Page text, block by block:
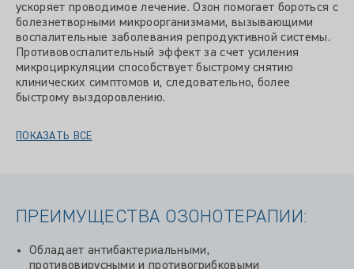
ускоряет проводимое лечение. Озон помогает бороться с
болезнетворными микроорганизмами, вызывающими
воспалительные заболевания репродуктивной системы.
Противовоспалительный эффект за счет усиления
микроциркуляции способствует быстрому снятию
клинических симптомов и, следовательно, более
быстрому выздоровлению.
ПОКАЗАТЬ ВСЕ
ПРЕИМУЩЕСТВА ОЗОНОТЕРАПИИ:
Обладает антибактериальными,
противовирусными и противогрибковыми